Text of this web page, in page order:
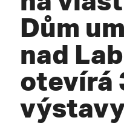
Dům
nad
otevírá